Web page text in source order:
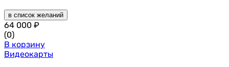
в список желаний
64 000 ₽
(0)
В корзину
Видеокарты